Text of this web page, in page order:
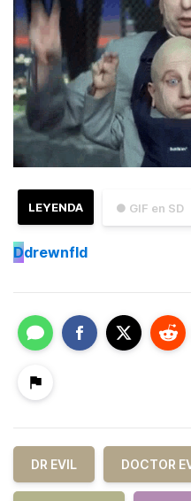
● GIF en SD
LEYENDA
Ddrewnfld
DR EVIL DOCTOR